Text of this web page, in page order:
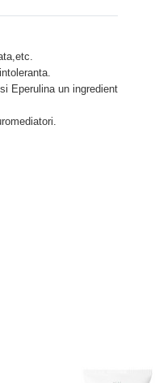
Eperulina un ingredient